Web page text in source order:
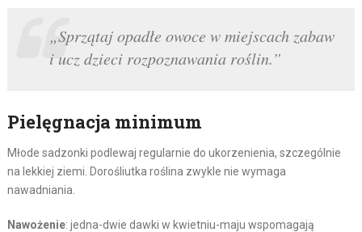
„Sprzątaj opadłe owoce w miejscach zabaw
i ucz dzieci rozpoznawania roślin.”
Pielęgnacja minimum
Młode sadzonki podlewaj regularnie do ukorzenienia, szczególnie
na lekkiej ziemi. Dorośliutka roślina zwykle nie wymaga
nawadniania.
Nawożenie: jedna-dwie dawki w kwietniu-maju wspomagają